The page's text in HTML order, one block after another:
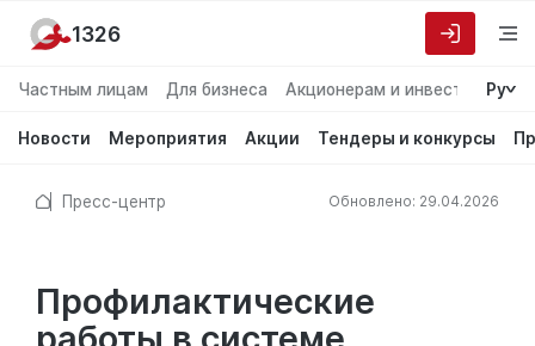
Частным лицам Для бизнеса Акционерам и инвесторам
Ру
Новости Мероприятия Акции Тендеры и конкурсы
1326
Пресс-центр Обновлено: 29.04.2026
Профилактические
работы в системе